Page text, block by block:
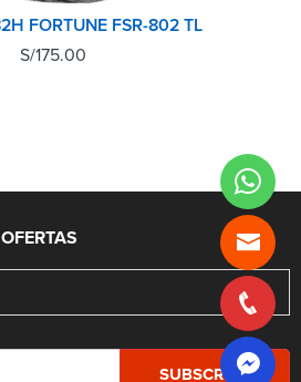
FORTUNE FSR-802 TL
S/175.00